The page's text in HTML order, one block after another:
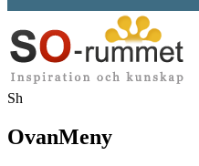
Sh
OvanMeny